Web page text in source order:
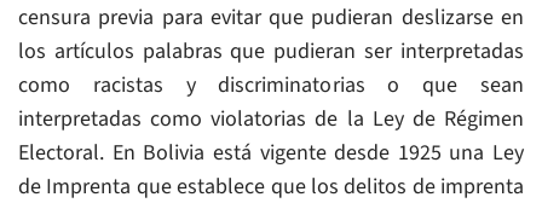
censura previa para evitar que pudieran deslizarse en
los artículos palabras que pudieran ser interpretadas
como racistas y discriminatorias o que sean
interpretadas como violatorias de la Ley de Régimen
Electoral. En Bolivia está vigente desde 1925 una Ley
de Imprenta que establece que los delitos de imprenta